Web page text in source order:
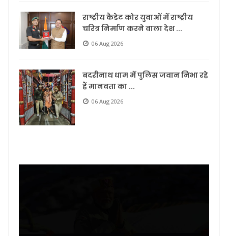
राष्ट्रीय कैडेट कोर युवाओं में राष्ट्रीय
चरित्र निर्माण करने वाला देश ...
06 Aug 2026
बदरीनाथ धाम में पुलिस जवान निभा रहे
हैं मानवता का ...
06 Aug 2026